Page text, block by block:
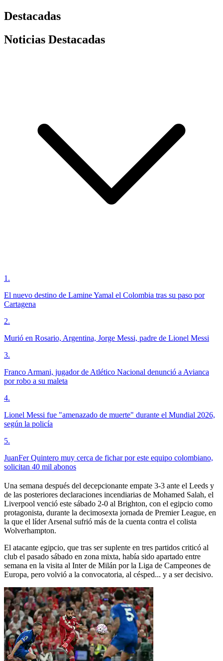
Destacadas
Noticias Destacadas
1 .
El nuevo destino de Lamine Yamal el Colombia tras su paso por
Cartagena
2.
Murió en Rosario, Argentina, Jorge Messi, padre de Lionel Messi
3.
Franco Armani, jugador de Atlético Nacional denunció a Avianca
por robo a su maleta
4.
Lionel Messi fue "amenazado de muerte" durante el Mundial 2026,
según la policía
5.
JuanFer Quintero muy cerca de fichar por este equipo colombiano,
solicitan 40 mil abonos
Una semana después del decepcionante empate 3-3 ante el Leeds y
de las posteriores declaraciones incendiarias de Mohamed Salah, el
Liverpool venció este sábado 2-0 al Brighton, con el egipcio como
protagonista, durante la decimosexta jornada de Premier League, en
la que el líder Arsenal sufrió más de la cuenta contra el colista
Wolverhampton.
El atacante egipcio, que tras ser suplente en tres partidos criticó al
club el pasado sábado en zona mixta, había sido apartado entre
semana en la visita al Inter de Milán por la Liga de Campeones de
Europa, pero volvió a la convocatoria, al césped... y a ser decisivo.